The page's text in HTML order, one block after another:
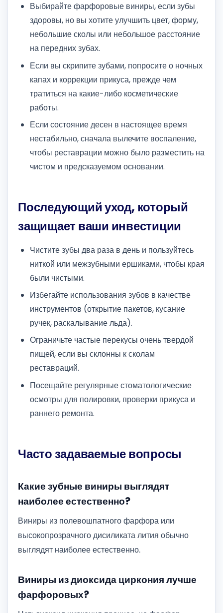
Выбирайте фарфоровые виниры, если зубы
здоровы, но вы хотите улучшить цвет, форму,
небольшие сколы или небольшое расстояние
на передних зубах.
Если вы скрипите зубами, попросите о ночных
капах и коррекции прикуса, прежде чем
тратиться на какие-либо косметические
работы.
Если состояние десен в настоящее время
нестабильно, сначала вылечите воспаление,
чтобы реставрации можно было разместить на
чистом и предсказуемом основании.
Последующий уход, который
защищает ваши инвестиции
Чистите зубы два раза в день и пользуйтесь
ниткой или межзубными ершиками, чтобы края
были чистыми.
Избегайте использования зубов в качестве
инструментов (открытие пакетов, кусание
ручек, раскалывание льда).
Ограничьте частые перекусы очень твердой
пищей, если вы склонны к сколам
реставраций.
Посещайте регулярные стоматологические
осмотры для полировки, проверки прикуса и
раннего ремонта.
Часто задаваемые вопросы
Какие зубные виниры выглядят
наиболее естественно?
Виниры из полевошпатного фарфора или
высокопрозрачного дисиликата лития обычно
выглядят наиболее естественно.
Виниры из диоксида циркония лучше
фарфоровых?